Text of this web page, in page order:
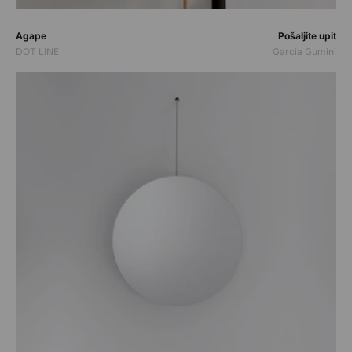
Prodavač:
Agape
DOT LINE
Prodavač:
Pošaljite upit
Garcia Gumini